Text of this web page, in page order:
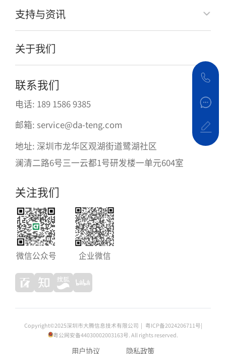
支持与资讯
关于我们
联系我们
电话: 189 1586 9385
邮箱: service@da-teng.com
地址: 深圳市龙华区观湖街道鹭湖社区
澜清二路6号三一云都1号研发楼一单元604室
关注我们
微信公众号 企业微信
Copyright©2025深圳市大腾信息技术有限公司 | 粤ICP备2024206711号|
粤公网安备44030002003163号. All rights reserved.
用户协议 隐私政策